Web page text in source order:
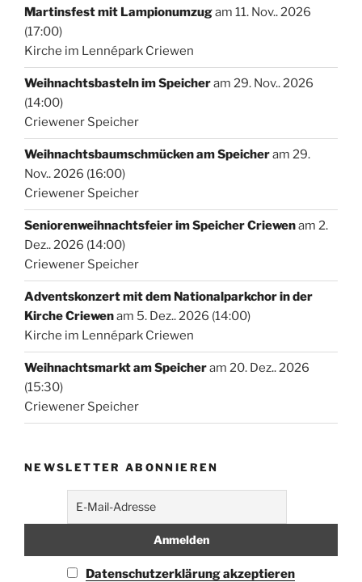
Martinsfest mit Lampionumzugam 11. Nov.. 2026
(17:00)
Kirche im Lennépark Criewen
Weihnachtsbasteln im Speicheram 29. Nov.. 2026
(14:00)
Criewener Speicher
Weihnachtsbaumschmücken am Speicheram 29.
Nov.. 2026 (16:00)
Criewener Speicher
Seniorenweihnachtsfeier im Speicher Criewenam 2.
Dez.. 2026 (14:00)
Criewener Speicher
Adventskonzert mit dem Nationalparkchor in der
Kirche Criewenam 5. Dez.. 2026 (14:00)
Kirche im Lennépark Criewen
Weihnachtsmarkt am Speicheram 20. Dez.. 2026
(15:30)
Criewener Speicher
NEWSLETTER ABONNIEREN
Datenschutzerklärung akzeptieren